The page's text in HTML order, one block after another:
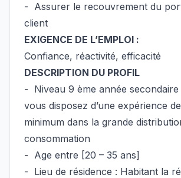
- Assurer le recouvrement du
client
EXIGENCE DE L’EMPLOI :
Confiance, réactivité, efficacité
DESCRIPTION DU PROFIL
- Niveau 9 ème année
vous disposez d’une expérience
minimum dans la grande
consommation
- Age entre [20 – 35 ans]
- Lieu de résidence : Habitant la